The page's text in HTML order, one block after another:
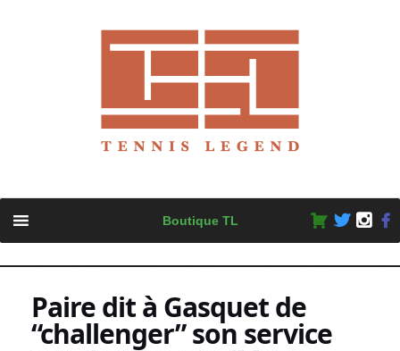
content
Boutique TL
Paire dit à Gasquet de
“challenger” son service